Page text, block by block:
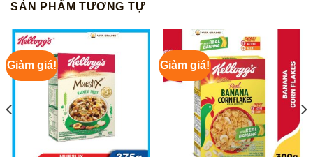
SẢN PHẨM TƯƠNG TỰ
Giảm giá! Giảm giá!